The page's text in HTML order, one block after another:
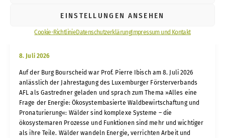
EINSTELLUNGEN ANSEHEN
Cookie-RichtlinieDatenschutzerklärungImpressum und Kontakt
Waldbewirtschaftung und Pronaturierung
8. Juli 2026
Auf der Burg Bourscheid war Prof. Pierre Ibisch am 8. Juli 2026
anlässlich der Jahrestagung des Luxemburger Försterverbands
AFL als Gastredner geladen und sprach zum Thema »Alles eine
Frage der Energie: Ökosystembasierte Waldbewirtschaftung und
Pronaturierung«: Wälder sind komplexe Systeme – die
ökosystemaren Prozesse und Funktionen sind mehr und wichtiger
als ihre Teile. Wälder wandeln Energie, verrichten Arbeit und